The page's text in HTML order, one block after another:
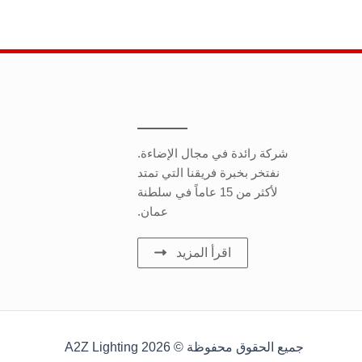
شركة رائدة في مجال الإضاءة.
نفتخر بخبرة فريقنا التي تمتد
لأكثر من 15 عاماً في سلطنة
عمان.
اقرأ المزيد
جميع الحقوق محفوظة © 2026 A2Z Lighting